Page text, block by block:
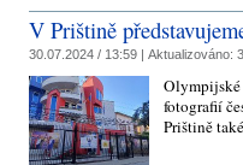
V Prištině
30.07.2024 / 13:59 | Aktualizováno:
Olympijské
fotografií
Prištině